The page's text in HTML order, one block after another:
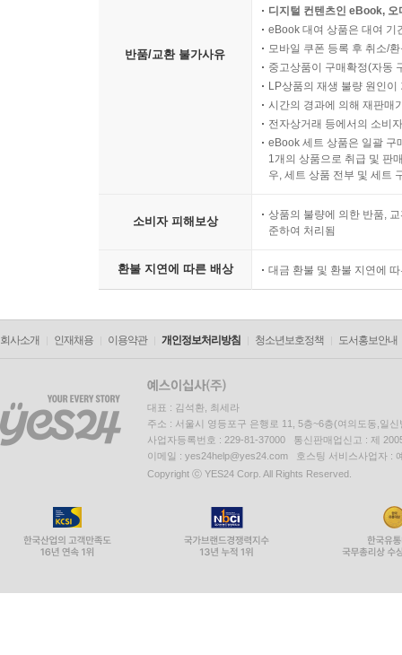
반품/교환 불가사유
디지털 컨텐츠인 eBook,
eBook 대여 상품은 대여 기
모바일 쿠폰 등록 후 취소/
중고상품이 구매확정(자동
LP상품의 재생 불량 원인
시간의 경과에 의해 재판매
전자상거래 등에서의 소비
eBook 세트 상품은 일괄 구
1개의 상품으로 취급 및 판
우, 세트 상품 전부 및 세트
소비자 피해보상
상품의 불량에 의한 반품,
준하여 처리됨
환불 지연에 따른 배상 대금 환불 및 환불 지연에
회사소개 인재채용 이용약관 개인정보처리방침 청소년보호정책 도서홍보안내
대표 : 김석환, 최세라
주소 : 서울시 영등포구 은행로 11, 5층~6층(여의도동,일신
사업자등록번호 : 229-81-37000 통신판매업신고 : 제
이메일 : yes24help@yes24.com 호스팅 서비스사업자 :
Copyright ⓒ YES24 Corp. All Rights Reserved.